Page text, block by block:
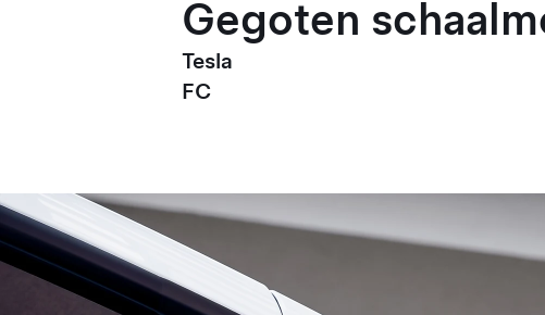
Gegoten
Tesla
FC